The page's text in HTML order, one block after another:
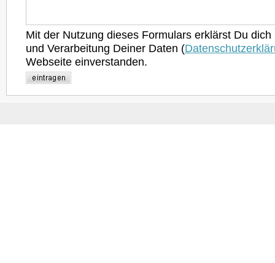
Mit der Nutzung dieses Formulars erklärst Du
und Verarbeitung Deiner Daten (
Webseite einverstanden.